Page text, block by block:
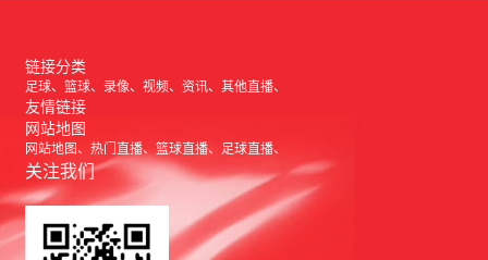
链接分类
足球 篮球 录像 视频 资讯 其他直播
友情链接
网站地图
网站地图 热门直播 篮球直播 足球直播
关注我们